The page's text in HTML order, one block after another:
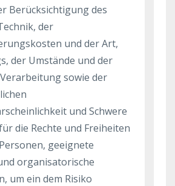
Berücksichtigung des
der
und der Art,
der Umstände und der
sowie der
und Schwere
die Rechte und Freiheiten
geeignete
organisatorische
um ein dem Risiko